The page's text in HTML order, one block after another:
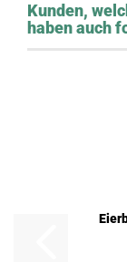
Kunden,
haben auch